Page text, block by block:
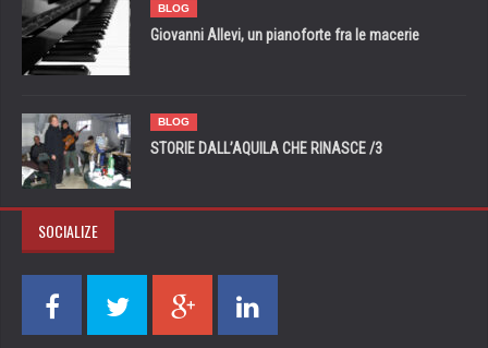
BLOG
Giovanni Allevi, un pianoforte fra le macerie
BLOG
STORIE DALL’AQUILA CHE RINASCE /3
SOCIALIZE